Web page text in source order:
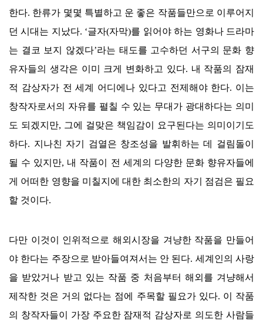
한다. 한류가 몇몇 특별하고 운 좋은 작품들만으로 이루어지
던 시대는 지났다. ‘글자(자막)를 읽어야 하는 영화나 드라마
는 결코 보지 않겠다’라는 태도를 고수하던 서구의 문화 향
유자들의 생각은 이미 크게 변화하고 있다. 내 작품의 잠재
적 감상자가 전 세계 어디에나 있다고 전제해야 한다. 이는
창작자로서의 자유를 펼칠 수 있는 무대가 광대하다는 의미
도 되겠지만, 그에 걸맞은 책임감이 요구된다는 의미이기도
하다. 지나친 자기 검열은 창조성을 발휘하는 데 걸림돌이
될 수 있지만, 내 작품이 전 세계의 다양한 문화 향유자들에
게 어떠한 영향을 미칠지에 대한 최소한의 자기 점검은 필요
할 것이다.
다만 이것이 인위적으로 해외시장을 겨냥한 작품을 만들어
야 한다는 주장으로 받아들여져서는 안 된다. 세계인의 사랑
을 받았거나 받고 있는 작품 중 처음부터 해외를 겨냥해서
제작한 것은 거의 없다는 점에 주목할 필요가 있다. 이 작품
의 창작자들이 가장 주요한 잠재적 감상자로 의도한 사람들